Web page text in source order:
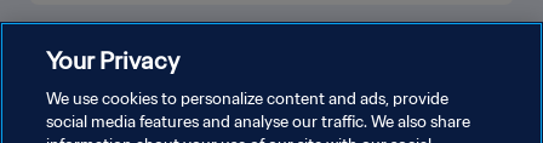
Your Privacy
We use cookies to personalize content and ads, provide
social media features and analyse our traffic. We also share